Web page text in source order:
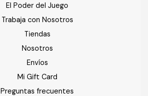
El Poder del Juego
Trabaja con Nosotros
Tiendas
Nosotros
Envíos
Mi Gift Card
Preguntas frecuentes